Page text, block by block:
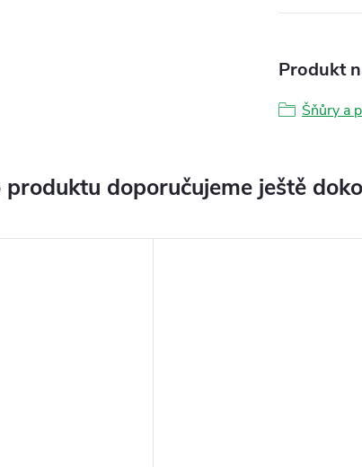
Produkt
Šňůry a
doporučujeme ještě